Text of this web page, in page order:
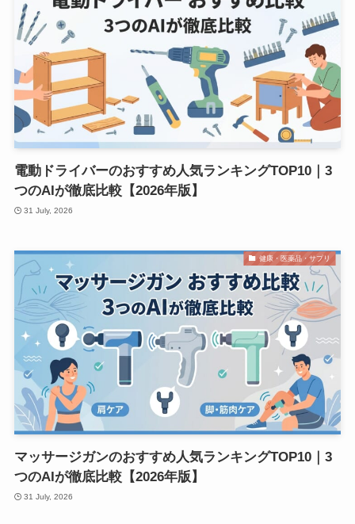
電動ドライバーのおすすめ人気ランキングTOP10｜3
つのAIが徹底比較【2026年版】
31 July, 2026
健康・医薬品・サプリ
マッサージガンのおすすめ人気ランキングTOP10｜3
つのAIが徹底比較【2026年版】
31 July, 2026